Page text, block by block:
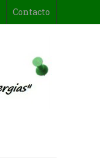
Contacto